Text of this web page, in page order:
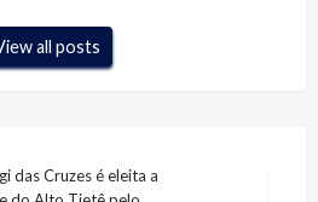
all posts
das Cruzes é eleita a